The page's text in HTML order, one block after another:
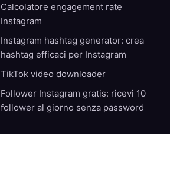
Calcolatore engagement rate
Instagram
Instagram hashtag generator: crea
hashtag efficaci per Instagram
TikTok video downloader
Follower Instagram gratis: ricevi 10
follower al giorno senza password